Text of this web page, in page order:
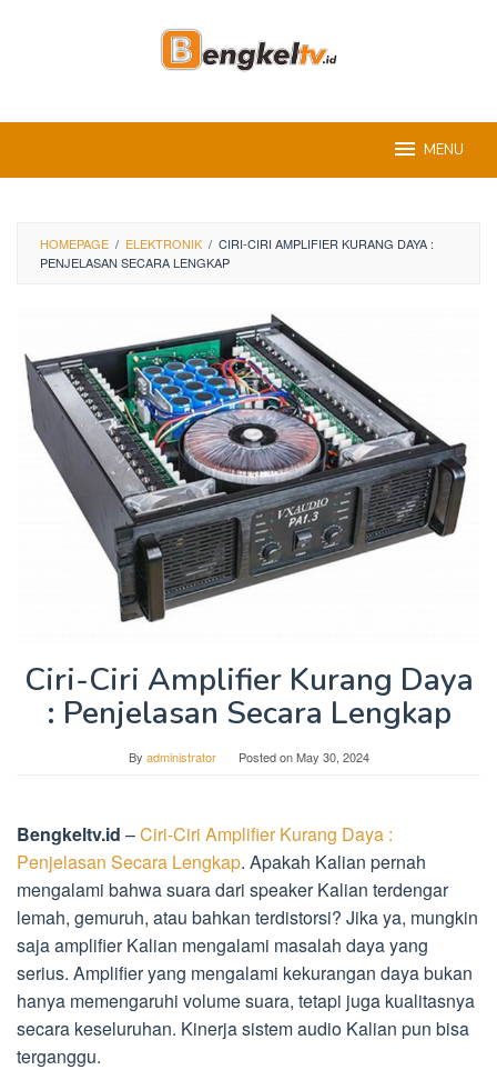
MENU
HOMEPAGE / ELEKTRONIK / CIRI-CIRI AMPLIFIER KURANG DAYA :
PENJELASAN SECARA LENGKAP
Ciri-Ciri Amplifier Kurang Daya
: Penjelasan Secara Lengkap
By administrator Posted onMay 30, 2024
Bengkeltv.id –Ciri-Ciri Amplifier Kurang Daya :
Penjelasan Secara Lengkap. Apakah Kalian pernah
mengalami bahwa suara dari speaker Kalian terdengar
lemah, gemuruh, atau bahkan terdistorsi? Jika ya, mungkin
saja amplifier Kalian mengalami masalah daya yang
serius. Amplifier yang mengalami kekurangan daya bukan
hanya memengaruhi volume suara, tetapi juga kualitasnya
secara keseluruhan. Kinerja sistem audio Kalian pun bisa
terganggu.